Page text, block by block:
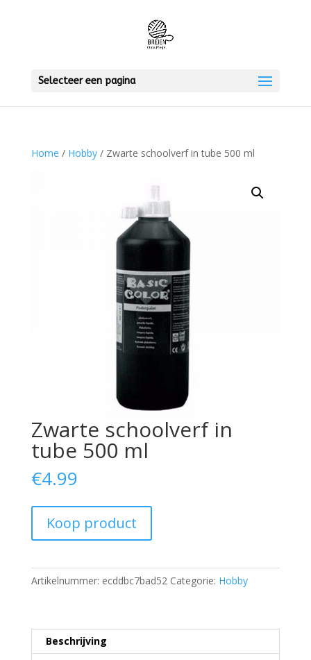
Selecteer een pagina
Home / Hobby/ Zwarte schoolverf in tube 500 ml
Zwarte schoolverf in
tube 500 ml
€4.99
Koop product
Artikelnummer: ecddbc7bad52 Categorie: Hobby
Beschrijving